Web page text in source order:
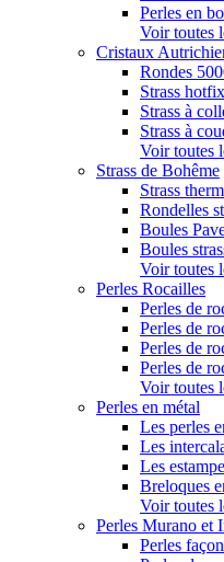
Perles en
Voir toutes
Cristaux
Rondes
Strass
Strass à
Strass à
Voir toutes
Strass de Bohême
Strass
Rondelles
Boules
Boules
Voir toutes
Perles Rocailles
Perles de
Perles de
Perles de
Perles de
Voir toutes
Perles en métal
Les perles
Les
Les
Breloques
Voir toutes
Perles Murano et
Perles